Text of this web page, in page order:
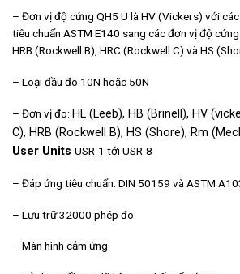
– Đơn vị độ cứng QH5 U là HV (Vickers) với
tiêu chuẩn ASTM E140 sang các đơn vị độ cứng
HRB (Rockwell B), HRC (Rockwell C) và HS
– Loại đầu đo:10N hoặc 50N
– Đơn vị đo: HL (Leeb), HB (Brinell), HV
C), HRB (Rockwell B), HS (Shore), Rm
User Units USR-1 tới USR-8
– Đáp ứng tiêu chuẩn: DIN 50159 và ASTM
– Lưu trữ 32000 phép đo
– Màn hình cảm ứng.